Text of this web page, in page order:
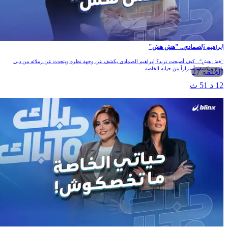
الحلقة 27
إبراهيم الصمادي.. "هش هش"
"هش هش".. كيف أصبحت ترند؟ إبراهيم الصمادي يكشف عن وجهة نظره ويتحدث عن زملائه من دبي
بلينغ ويكشف أسراراً من حياته الخاصة
12 د 51 ث